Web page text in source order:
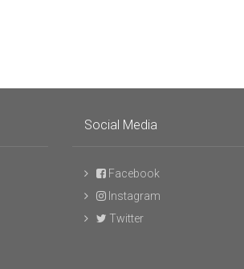
Social Media
Facebook
Instagram
Twitter